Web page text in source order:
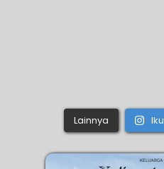
Lainnya